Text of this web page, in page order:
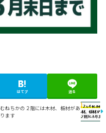
はてブ 送る
むねちかの２階には木材、板材があ
ります